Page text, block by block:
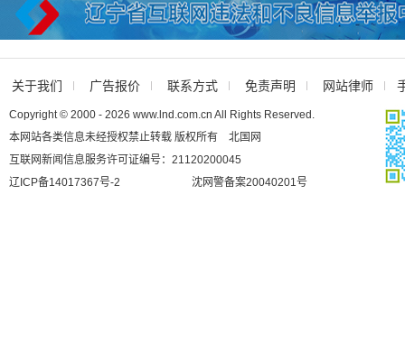
关于我们 广告报价 联系方式 免责声明 网站律师
Copyright © 2000 - 2026 www.lnd.com.cn All Rights Reserved.
本网站各类信息未经授权禁止转载 版权所有 北国网
互联网新闻信息服务许可证编号：21120200045
辽ICP备14017367号-2
沈网警备案20040201号